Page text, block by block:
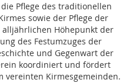
Pflege des traditionellen
sowie der Pflege der
Höhepunkt der
des Festumzuges der
und Gegenwart der
koordiniert und fördert
Kirmesgemeinden.